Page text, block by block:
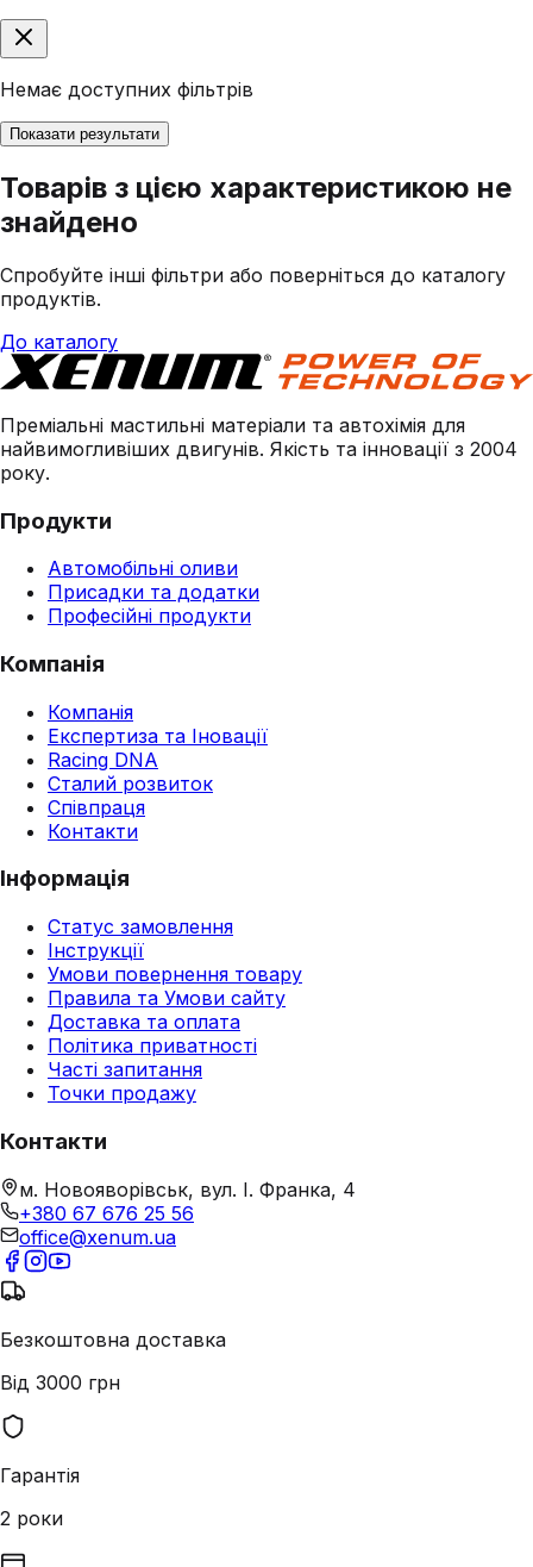
Немає доступних фільтрів
Показати результати
Товарів з цією характеристикою не
знайдено
Спробуйте інші фільтри або поверніться до каталогу
продуктів.
До каталогу
Преміальні мастильні матеріали та автохімія для
найвимогливіших двигунів. Якість та інновації з 2004
року.
Продукти
Автомобільні оливи
Присадки та додатки
Професійні продукти
Компанія
Компанія
Експертиза та Іновації
Racing DNA
Сталий розвиток
Співпраця
Контакти
Інформація
Статус замовлення
Інструкції
Умови повернення товару
Правила та Умови сайту
Доставка та оплата
Політика приватності
Часті запитання
Точки продажу
Контакти
м. Новояворівськ, вул. І. Франка, 4
+380 67 676 25 56
office@xenum.ua
Безкоштовна доставка
Від 3000 грн
Гарантія
2 роки